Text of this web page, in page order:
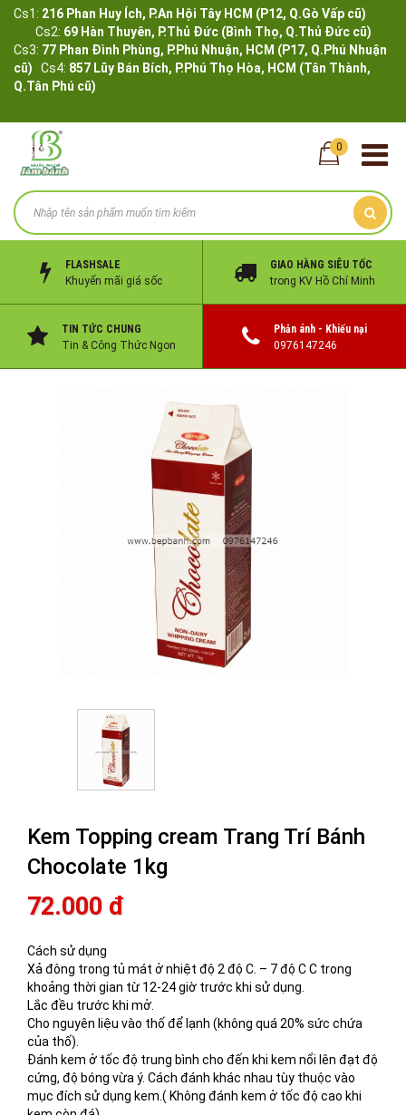
Cs1: 216 Phan Huy Ích, P.An Hội Tây HCM (P12, Q.Gò Vấp cũ)
Cs2: 69 Hàn Thuyên, P.Thủ Đức (Bình Thọ, Q.Thủ Đức cũ)
Cs3: 77 Phan Đình Phùng, P.Phú Nhuận, HCM (P17, Q.Phú Nhuận
cũ) Cs4: 857 Lũy Bán Bích, P.Phú Thọ Hòa, HCM (Tân Thành,
Q.Tân Phú cũ)
0
FLASHSALE
Khuyến mãi giá sốc
GIAO HÀNG SIÊU TỐC
trong KV Hồ Chí Minh
TIN TỨC CHUNG
Tin & Công Thức Ngon
Phản ánh - Khiếu nại
0976147246
Kem Topping cream Trang Trí Bánh
Chocolate 1kg
72.000 đ
Cách sử dụng
Xả đông trong tủ mát ở nhiệt độ 2 độ C. – 7 độ C C trong
khoảng thời gian từ 12-24 giờ trước khi sử dụng.
Lắc đều trước khi mở.
Cho nguyên liệu vào thố để lạnh (không quá 20% sức chứa
của thố).
Đánh kem ở tốc độ trung bình cho đến khi kem nổi lên đạt độ
cứng, độ bóng vừa ý. Cách đánh khác nhau tùy thuộc vào
mục đích sử dụng kem.( Không đánh kem ở tốc độ cao khi